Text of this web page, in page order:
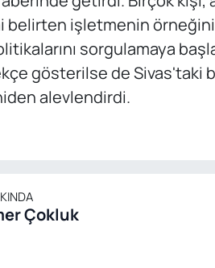
belirten işletmenin
sorgulamaya
gösterilse de Sivas'taki
alevlendirdi.
Çokluk